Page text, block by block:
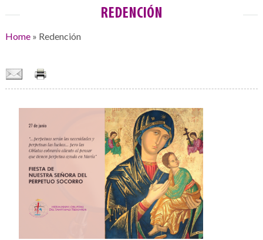
REDENCIÓN
Home» Redención